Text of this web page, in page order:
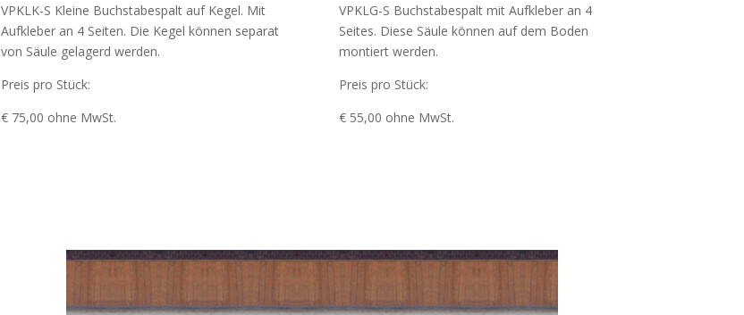
VPKLK-S Kleine Buchstabespalt auf Kegel. Mit
Aufkleber an 4 Seiten. Die Kegel können separat
von Säule gelagerd werden.
Preis pro Stück:
€ 75,00 ohne MwSt.
VPKLG-S Buchstabespalt mit Aufkleber an 4
Seites. Diese Säule können auf dem Boden
montiert werden.
Preis pro Stück:
€ 55,00 ohne MwSt.